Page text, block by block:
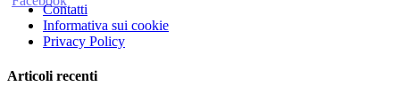
Contatti
Informativa sui cookie
Privacy Policy
Articoli recenti